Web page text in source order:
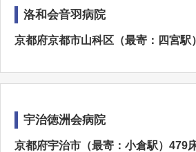
洛和会音羽病院
京都府京都市山科区（最寄：四宮駅
宇治徳洲会病院
京都府宇治市（最寄：小倉駅）479